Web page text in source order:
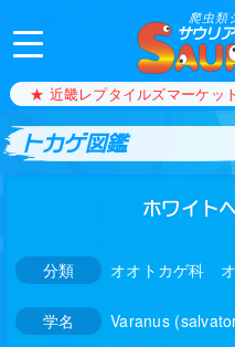
爬虫類
サウリ
★ 近畿レプタイルズマーケッ
トカゲ図鑑
ホワイト
分類 オオトカゲ科
学名 Varanus